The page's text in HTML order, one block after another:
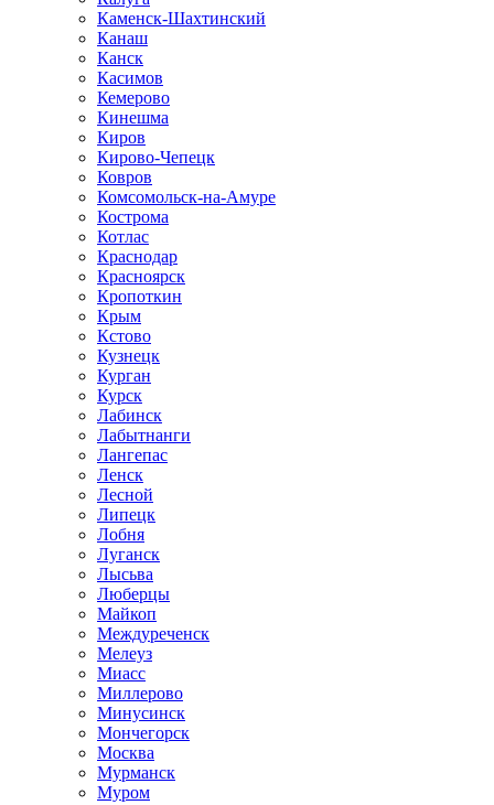
Каменск-Шахтинский
Канаш
Канск
Касимов
Кемерово
Кинешма
Киров
Кирово-Чепецк
Ковров
Комсомольск-на-Амуре
Кострома
Котлас
Краснодар
Красноярск
Кропоткин
Крым
Кстово
Кузнецк
Курган
Курск
Лабинск
Лабытнанги
Лангепас
Ленск
Лесной
Липецк
Лобня
Луганск
Лысьва
Люберцы
Майкоп
Междуреченск
Мелеуз
Миасс
Миллерово
Минусинск
Мончегорск
Москва
Мурманск
Муром